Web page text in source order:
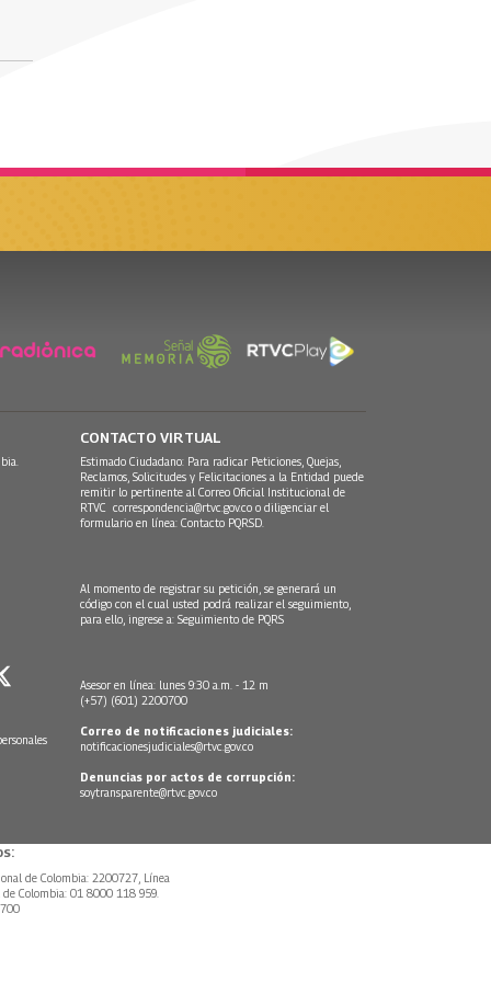
CONTACTO VIRTUAL
Estimado Ciudadano: Para radicar Peticiones, Quejas,
Reclamos, Solicitudes y Felicitaciones a la Entidad puede
remitir lo pertinente al Correo Oficial Institucional de
RTVC correspondencia@rtvc.gov.co o diligenciar el
formulario en línea: Contacto PQRSD.
Al momento de registrar su petición, se generará un
código con el cual usted podrá realizar el seguimiento,
para ello, ingrese a: Seguimiento de PQRS
Asesor en línea: lunes 9:30 a.m. - 12 m
(+57) (601) 2200700
Correo de notificaciones judiciales:
notificacionesjudiciales@rtvc.gov.co
Denuncias por actos de corrupción:
soytransparente@rtvc.gov.co
de Colombia: 2200727, Línea
Colombia: 01 8000 118 959.